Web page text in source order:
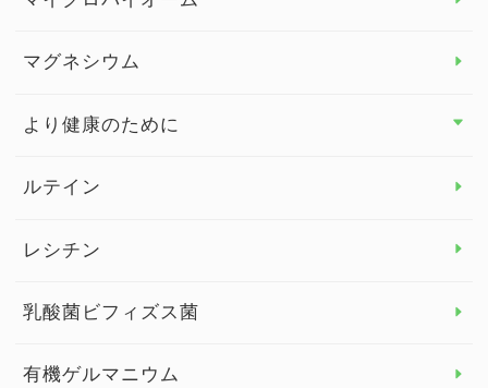
ビタミンE
マグネシウム
より健康のために
より健康のために トップ
眼の健康
ルテイン
レシチン
乳酸菌ビフィズス菌
有機ゲルマニウム